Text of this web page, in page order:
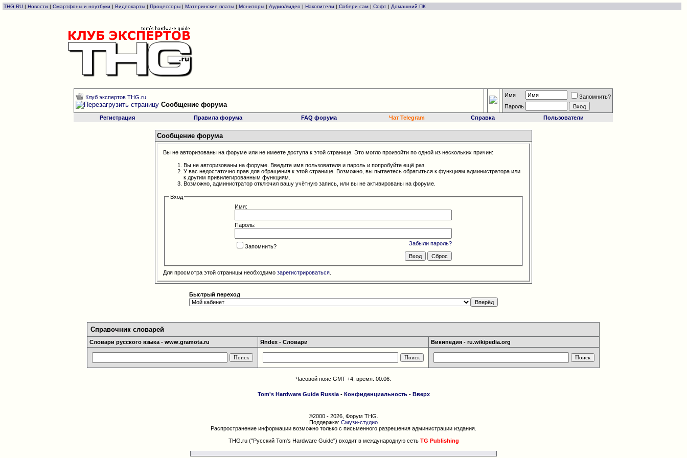
THG.RU | Новости | Смартфоны и ноутбуки | Видеокарты | Процессоры | Материнские платы | Мониторы | Аудио/видео | Накопители | Собери сам | Софт | Домашний ПК
Клуб экспертов THG.ru
Сообщение форума
Имя
Запомнить?
Пароль
Регистрация
Правила форума FAQ форума Чат Telegram Справка Пользователи
Сообщение форума
Вы не авторизованы на форуме или не имеете доступа к этой странице. Это могло произойти по одной из нескольких причин:
Вы не авторизованы на форуме. Введите имя пользователя и пароль и попробуйте ещё раз.
У вас недостаточно прав для обращения к этой странице. Возможно, вы пытаетесь обратиться к функциям администратора или
к другим привилегированным функциям.
Возможно, администратор отключил вашу учётную запись, или вы не активированы на форуме.
Вход
Имя:
Пароль:
Забыли пароль?
Запомнить?
Для просмотра этой страницы необходимо зарегистрироваться.
Быстрый переход
Справочник словарей
Словари русского языка - www.gramota.ru Яndex - Словари Википедия - ru.wikipedia.org
Часовой пояс GMT +4, время:00:06
Tom's Hardware Guide Russia- Конфиденциальность- Вверх
©2000 - 2026, Форум THG.
Поддержка: Смузи-студио
Распространение информации возможно только с письменного разрешения администрации издания.
THG.ru ("Русский Tom's Hardware Guide") входит в международную сеть TG Publishing